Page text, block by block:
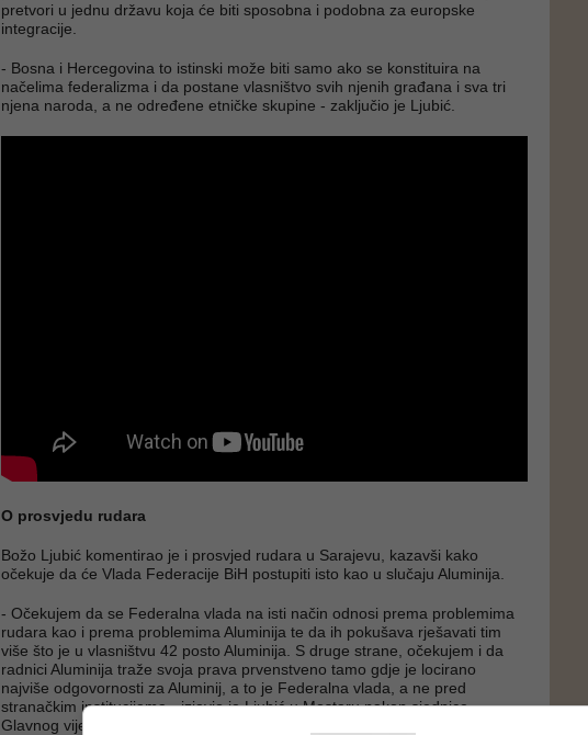
pretvori u jednu državu koja će biti sposobna i podobna za europske
integracije.
- Bosna i Hercegovina to istinski može biti samo ako se konstituira na
načelima federalizma i da postane vlasništvo svih njenih građana i sva tri
njena naroda, a ne određene etničke skupine - zaključio je Ljubić.
O prosvjedu rudara
Božo Ljubić komentirao je i prosvjed rudara u Sarajevu, kazavši kako
očekuje da će Vlada Federacije BiH postupiti isto kao u slučaju Aluminija.
- Očekujem da se Federalna vlada na isti način odnosi prema problemima
rudara kao i prema problemima Aluminija te da ih pokušava rješavati tim
više što je u vlasništvu 42 posto Aluminija. S druge strane, očekujem i da
radnici Aluminija traže svoja prava prvenstveno tamo gdje je locirano
najviše odgovornosti za Aluminij, a to je Federalna vlada, a ne pred
stranačkim institucijama - izjavio je Ljubić u Mostaru nakon sjednice
Glavnog vijeća HNS-a